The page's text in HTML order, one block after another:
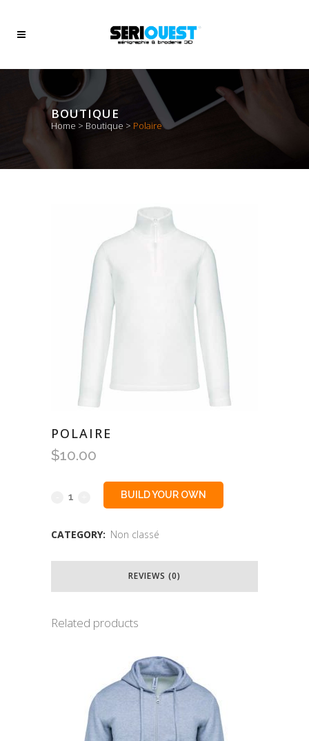
BOUTIQUE
Home > Boutique > Polaire
POLAIRE
$10.00
BUILD YOUR OWN
CATEGORY: Non classé
REVIEWS (0)
Related products